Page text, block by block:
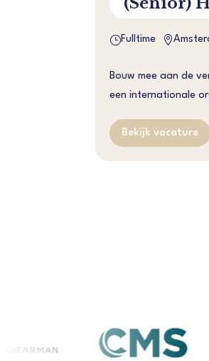
}Fulltime 
Bouw mee aan de
een internationale
Bekijk vacature